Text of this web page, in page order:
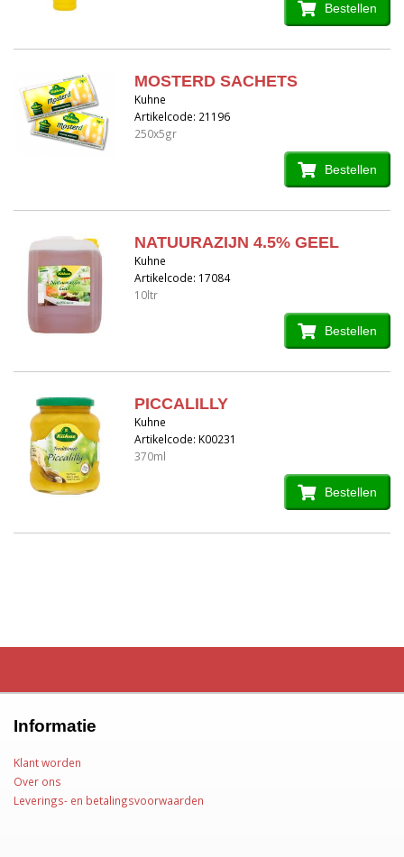
Bestellen
MOSTERD SACHETS
Kuhne
Artikelcode: 21196
250x5gr
Bestellen
NATUURAZIJN 4.5% GEEL
Kuhne
Artikelcode: 17084
10ltr
Bestellen
PICCALILLY
Kuhne
Artikelcode: K00231
370ml
Bestellen
Informatie
Klant worden
Over ons
Leverings- en betalingsvoorwaarden